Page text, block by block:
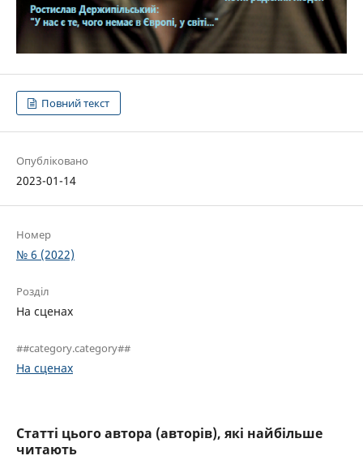
Повний текст
Опубліковано
2023-01-14
Номер
№ 6 (2022)
Розділ
На сценах
##category.category##
На сценах
Статті цього автора (авторів), які найбільше
читають